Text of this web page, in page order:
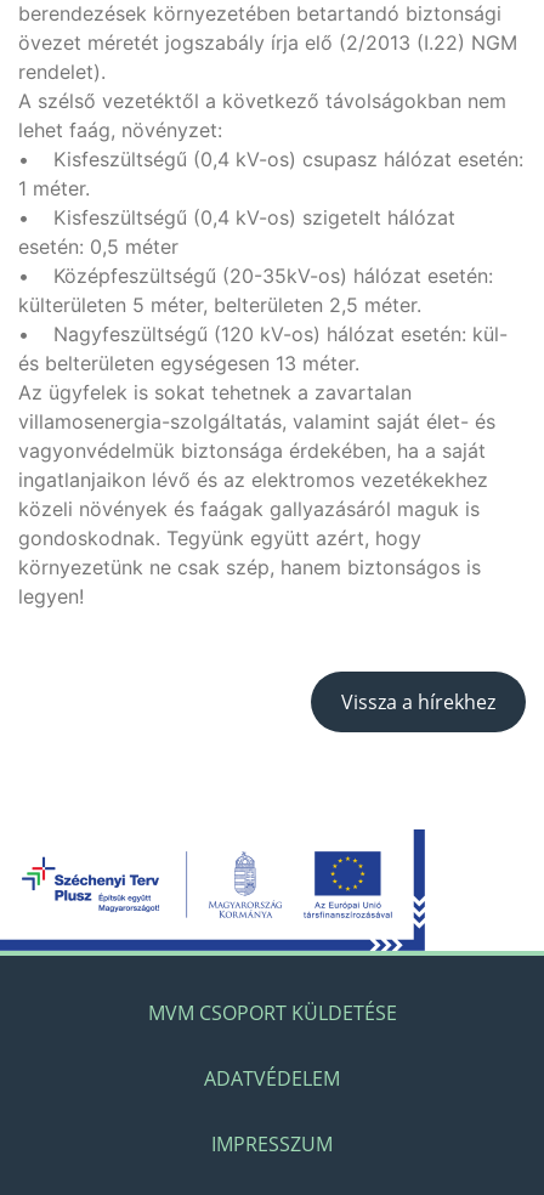
berendezések környezetében betartandó biztonsági
övezet méretét jogszabály írja elő (2/2013 (I.22) NGM
rendelet).
A szélső vezetéktől a következő távolságokban nem
lehet faág, növényzet:
• Kisfeszültségű (0,4 kV-os) csupasz hálózat esetén:
1 méter.
• Kisfeszültségű (0,4 kV-os) szigetelt hálózat
esetén: 0,5 méter
• Középfeszültségű (20-35kV-os) hálózat esetén:
külterületen 5 méter, belterületen 2,5 méter.
• Nagyfeszültségű (120 kV-os) hálózat esetén: kül-
és belterületen egységesen 13 méter.
Az ügyfelek is sokat tehetnek a zavartalan
villamosenergia-szolgáltatás, valamint saját élet- és
vagyonvédelmük biztonsága érdekében, ha a saját
ingatlanjaikon lévő és az elektromos vezetékekhez
közeli növények és faágak gallyazásáról maguk is
gondoskodnak. Tegyünk együtt azért, hogy
környezetünk ne csak szép, hanem biztonságos is
legyen!
Vissza a hírekhez
MVM CSOPORT KÜLDETÉSE
ADATVÉDELEM
IMPRESSZUM